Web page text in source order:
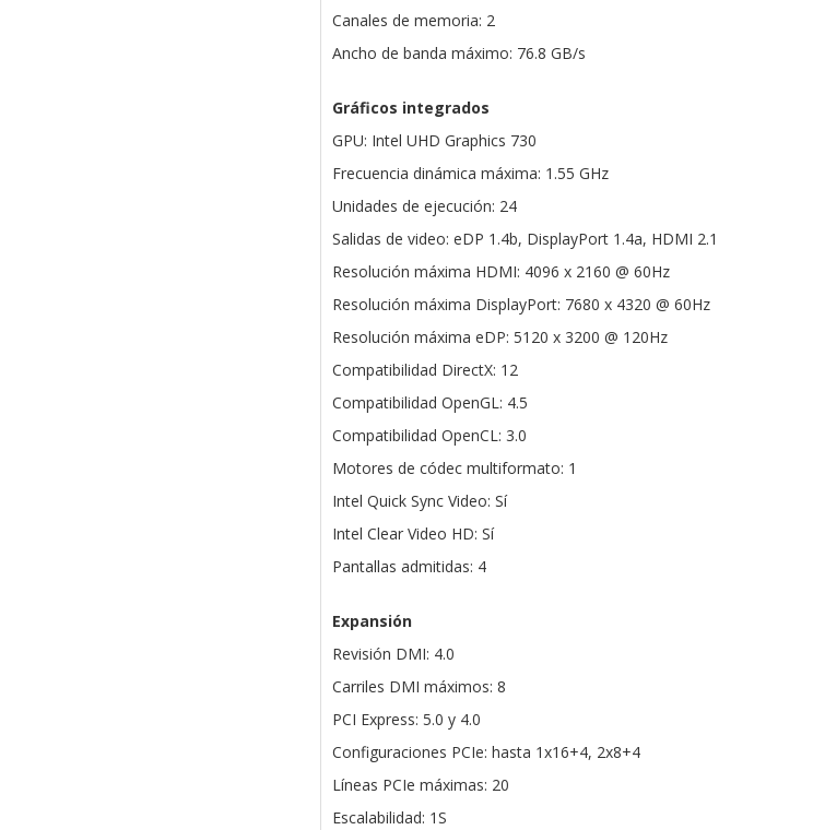
Canales de memoria: 2
Ancho de banda máximo: 76.8 GB/s
Gráficos integrados
GPU: Intel UHD Graphics 730
Frecuencia dinámica máxima: 1.55 GHz
Unidades de ejecución: 24
Salidas de video: eDP 1.4b, DisplayPort 1.4a, HDMI 2.1
Resolución máxima HDMI: 4096 x 2160 @ 60Hz
Resolución máxima DisplayPort: 7680 x 4320 @ 60Hz
Resolución máxima eDP: 5120 x 3200 @ 120Hz
Compatibilidad DirectX: 12
Compatibilidad OpenGL: 4.5
Compatibilidad OpenCL: 3.0
Motores de códec multiformato: 1
Intel Quick Sync Video: Sí
Intel Clear Video HD: Sí
Pantallas admitidas: 4
Expansión
Revisión DMI: 4.0
Carriles DMI máximos: 8
PCI Express: 5.0 y 4.0
Configuraciones PCIe: hasta 1x16+4, 2x8+4
Líneas PCIe máximas: 20
Escalabilidad: 1S